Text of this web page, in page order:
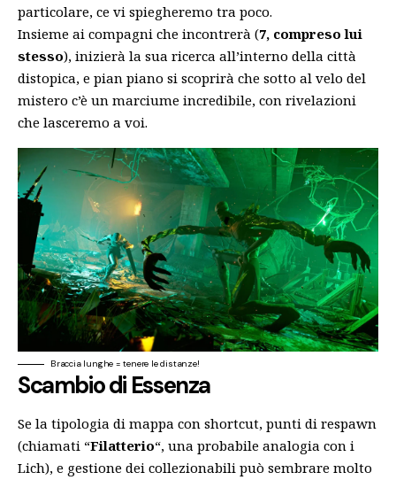
particolare, ce vi spiegheremo tra poco.
Insieme ai compagni che incontrerà (7, compreso lui
stesso), inizierà la sua ricerca all’interno della città
distopica, e pian piano si scoprirà che sotto al velo del
mistero c’è un marciume incredibile, con rivelazioni
che lasceremo a voi.
Braccia lunghe = tenere le distanze!
Scambio di Essenza
Se la tipologia di mappa con shortcut, punti di respawn
(chiamati “Filatterio“, una probabile analogia con i
Lich), e gestione dei collezionabili può sembrare molto